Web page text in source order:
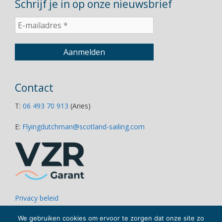
Schrijf je in op onze nieuwsbrief
Contact
T: 06 493 70 913 (Aries)
E: Flyingdutchman@scotland-sailing.com
Privacy beleid
Disclaimer
Links
We gebruiken cookies om ervoor te zorgen dat onze site zo